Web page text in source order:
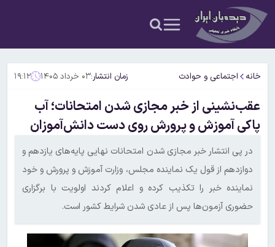
خانه اجتماعی و حوادث زمان انتشار:۰۳ خرداد ۱۴۰۵ ۱۹:۱۲
عقب‌نشینی از خبر مجازی شدن امتحانات؛ آب
پاکی آموزش و پرورش روی دست دانش‌آموزان
در پی انتشار خبر مجازی شدن امتحانات نهایی پایه‌های یازدهم و
دوازدهم از قول یک نماینده مجلس، وزارت آموزش و پرورش و خود
نماینده خبر را تکذیب کرده و اعلام کردند اولویت با برگزاری
حضوری آزمون‌ها پس از عادی شدن شرایط کشور است.